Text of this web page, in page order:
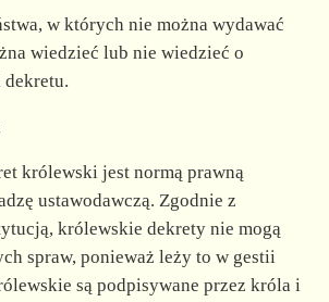
w których nie można wydawać
wiedzieć lub nie wiedzieć o
królewski jest normą prawną
ustawodawczą. Zgodnie z
królewskie dekrety nie mogą
spraw, ponieważ leży to w gestii
są podpisywane przez króla i